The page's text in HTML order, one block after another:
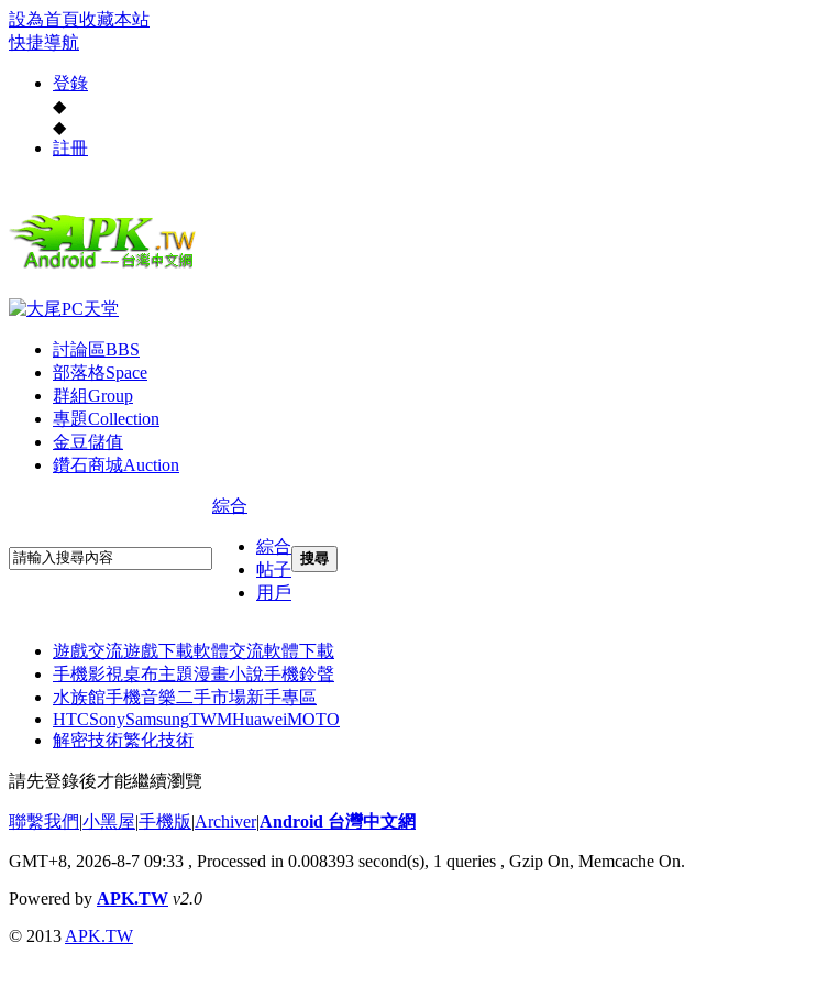
設為首頁收藏本站
快捷導航
登錄
◆
◆
註冊
討論區BBS
部落格Space
群組Group
專題Collection
金豆儲值
鑽石商城Auction
綜合
綜合
帖子
用戶
搜尋
遊戲交流遊戲下載軟體交流軟體下載
手機影視桌布主題漫畫小說手機鈴聲
水族館手機音樂二手市場新手專區
HTCSonySamsungTWMHuaweiMOTO
解密技術繁化技術
請先登錄後才能繼續瀏覽
聯繫我們|小黑屋|手機版|Archiver|Android 台灣中文網
GMT+8, 2026-8-7 09:33 , Processed in 0.008393 second(s), 1 queries , Gzip On, Memcache On.
Powered by APK.TW v2.0
© 2013 APK.TW